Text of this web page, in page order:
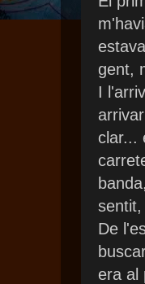
gent,
I
clar...
De
era al